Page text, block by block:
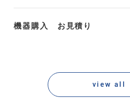
機器購入 お見積り
view all